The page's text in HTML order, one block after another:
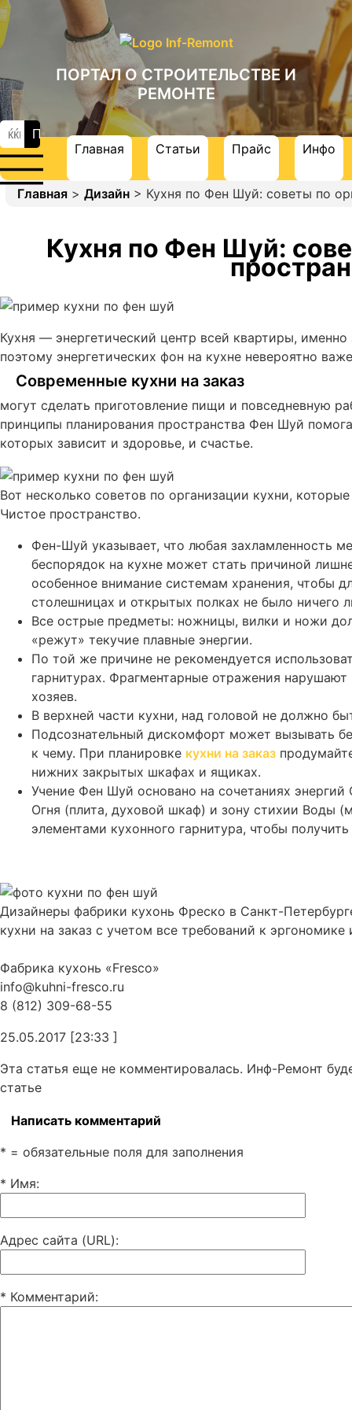
ПОРТАЛ О СТРОИТЕЛЬСТВЕ И
РЕМОНТЕ
Главная Статьи Прайс Инфо
Главная > Дизайн > Кухня по Фен Шуй: советы по
Кухня по Фен Шуй:
Кухня — энергетический центр всей квартиры,
поэтому энергетических фон на кухне невероятно
Современные кухни на заказ
могут сделать приготовление пищи и повседневную
принципы планирования пространства Фен Шуй
которых зависит и здоровье, и счастье.
Вот несколько советов по организации кухни,
Чистое пространство.
Фен-Шуй указывает, что любая захламленность
беспорядок на кухне может стать причиной
особенное внимание системам хранения, чтобы
столешницах и открытых полках не было ничего
Все острые предметы: ножницы, вилки и ножи
«режут» текучие плавные энергии.
По той же причине не рекомендуется
гарнитурах. Фрагментарные отражения
хозяев.
В верхней части кухни, над головой не должно
Подсознательный дискомфорт может вызывать
к чему. При планировке кухни на заказ
нижних закрытых шкафах и ящиках.
Учение Фен Шуй основано на сочетаниях
Огня (плита, духовой шкаф) и зону стихии Воды
элементами кухонного гарнитура, чтобы
Дизайнеры фабрики кухонь Фреско в Санкт-
кухни на заказ с учетом все требований к
Фабрика кухонь «Fresco»
info@kuhni-fresco.ru
8 (812) 309-68-55
25.05.2017 [23:33 ]
Эта статья еще не комментировалась. Инф-Ремонт
статье
Написать комментарий
* = обязательные поля для заполнения
* Имя:
Адрес сайта (URL):
* Комментарий: